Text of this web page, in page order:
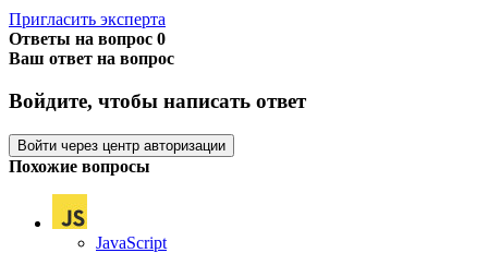
Пригласить эксперта
Ответы на вопрос 0
Ваш ответ на вопрос
Войдите, чтобы написать ответ
Войти через центр авторизации
Похожие вопросы
JavaScript